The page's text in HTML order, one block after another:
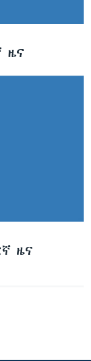
ዜና
ዜና